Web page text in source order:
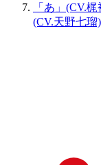
「あ」(CV.
(CV.天野七瑠)